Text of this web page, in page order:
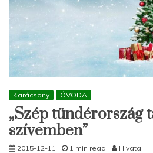
Karácsony ÓVODA
„Szép tündérország
szívemben”
2015-12-11 1 min read Hivatal